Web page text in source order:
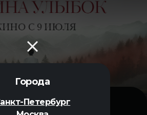
Города
Петербург